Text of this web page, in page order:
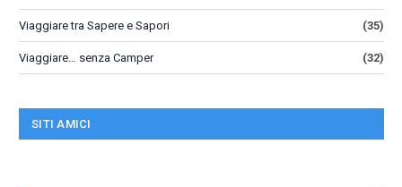
Viaggiare tra Sapere e Sapori (35)
Viaggiare… senza Camper (32)
SITI AMICI